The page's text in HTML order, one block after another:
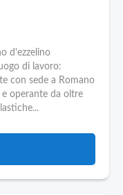
d'ezzelino
di lavoro:
con sede a Romano
operante da oltre